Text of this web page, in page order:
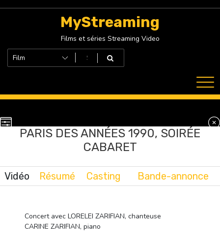
MyStreaming
Films et séries Streaming Video
PARIS DES ANNÉES 1990, SOIRÉE
CABARET
Vidéo Résumé Casting Bande-annonce
Concert avec LORELEI ZARIFIAN, chanteuse
CARINE ZARIFIAN, piano